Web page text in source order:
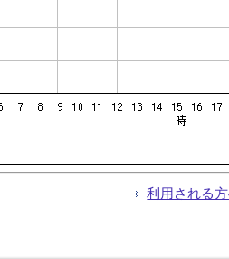
利用される